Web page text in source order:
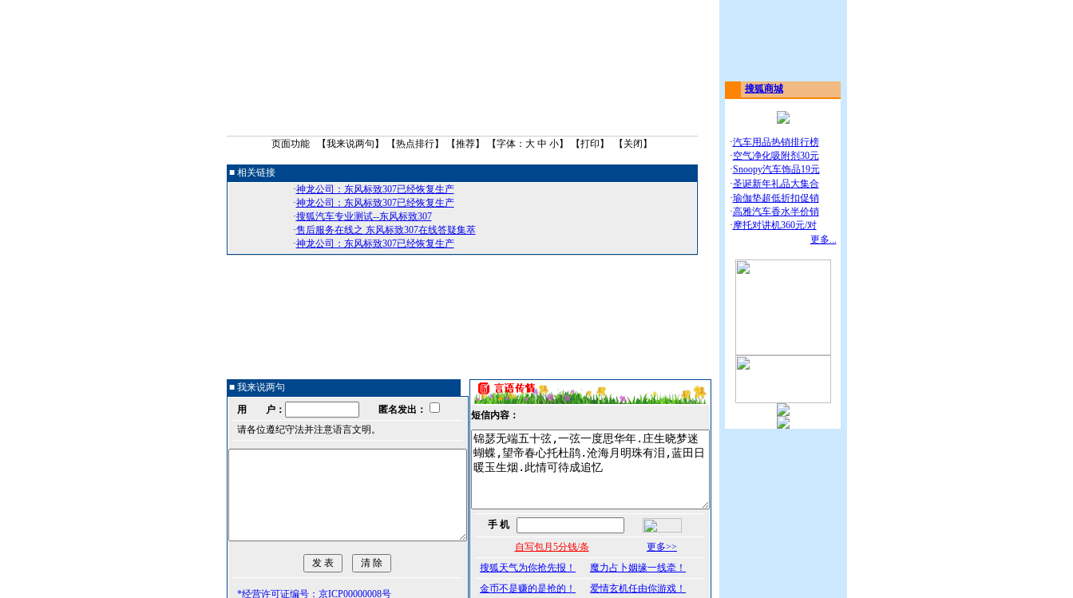
页面功能 【我来说两句 】 【热点排行】 【推荐】 【字体： 大 中 小】 【打印 】 【 关闭 】
■ 相关链接
·神龙公司：东风标致307已经恢复生产
·神龙公司：东风标致307已经恢复生产
·搜狐汽车专业测试--东风标致307
·售后服务在线之 东风标致307在线答疑集萃
·神龙公司：东风标致307已经恢复生产
■ 我来说两句
用 户：
匿名发出：
请各位遵纪守法并注意语言文明。
*经营许可证编号：京ICP00000008号
短信内容：
手 机
自写包月5分钱/条
更多>>
搜狐天气为你抢先报！
魔力占卜姻缘一线牵！
金币不是赚的是抢的！
爱情玄机任由你游戏！
搜狐商城
·汽车用品热销排行榜
·空气净化吸附剂30元
·Snoopy汽车饰品19元
·圣诞新年礼品大集合
·瑜伽垫超低折扣促销
·高雅汽车香水半价销
·摩托对讲机360元/对
更多...